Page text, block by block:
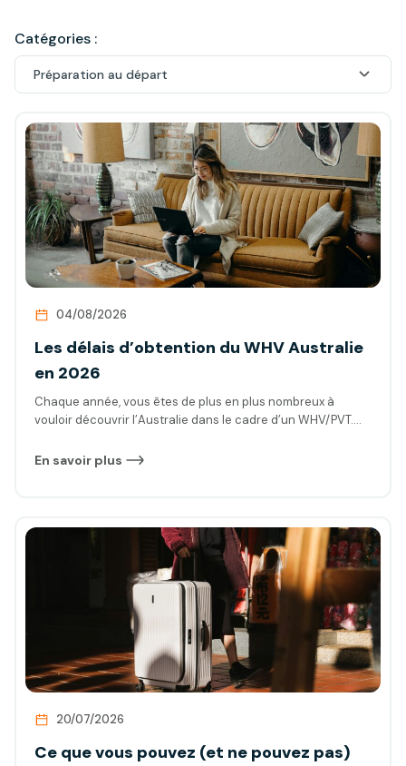
Catégories :
04/08/2026
Les délais d’obtention du WHV Australie
en 2026
Chaque année, vous êtes de plus en plus nombreux à
vouloir découvrir l’Australie dans le cadre d’un WHV/PVT.
gouvernement australien s’efforce de gérer la situation.
vous attendre en 2026…
En savoir plus
20/07/2026
Ce que vous pouvez (et ne pouvez pas)